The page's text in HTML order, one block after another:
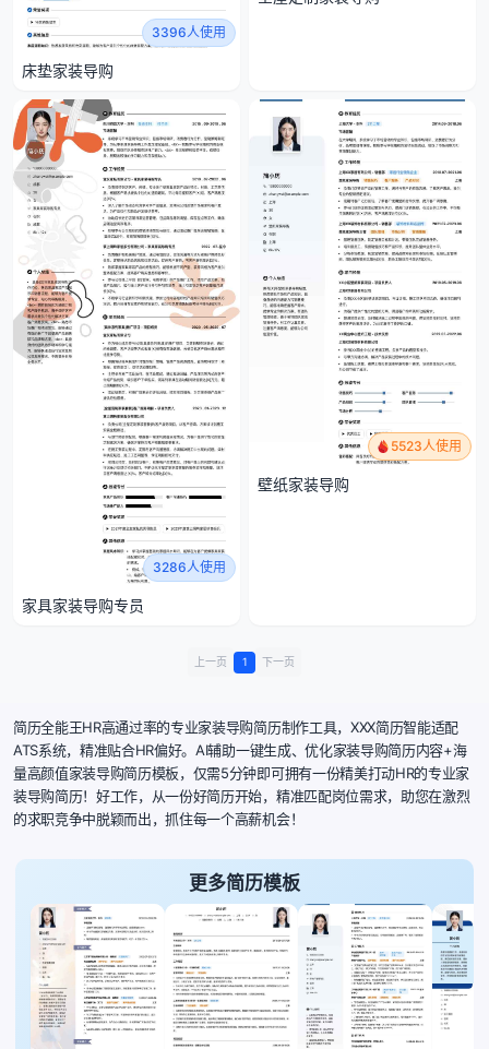
3396人使用
床垫家装导购
3286人使用
家具家装导购专员
5523人使用
壁纸家装导购
上一页 1 下一页
简历全能王HR高通过率的专业家装导购简历制作工具，XXX简历智能适配
ATS系统，精准贴合HR偏好。AI辅助一键生成、优化家装导购简历内容+海
量高颜值家装导购简历模板，仅需5分钟即可拥有一份精美打动HR的专业家
装导购简历！好工作，从一份好简历开始，精准匹配岗位需求，助您在激烈
的求职竞争中脱颖而出，抓住每一个高薪机会！
更多简历模板